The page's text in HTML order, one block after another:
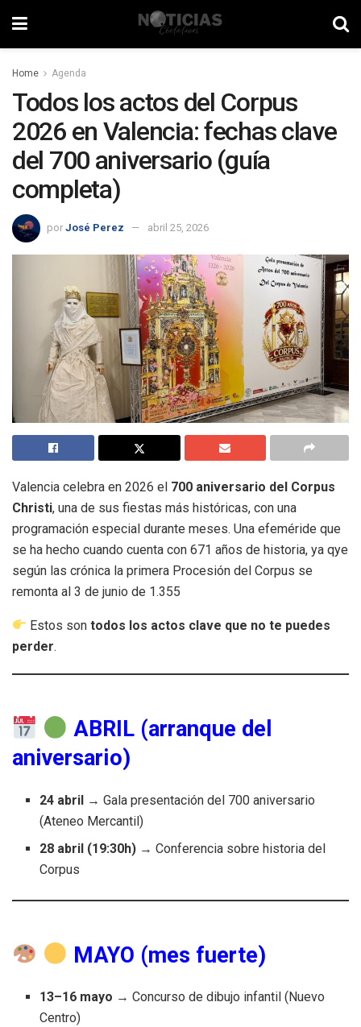
Home Agenda
Todos los actos del Corpus
2026 en Valencia: fechas clave
del 700 aniversario (guía
completa)
por José Perez abril 25, 2026
Valencia celebra en 2026 el 700 aniversario del Corpus
Christi, una de sus fiestas más históricas, con una
programación especial durante meses. Una efeméride que
se ha hecho cuando cuenta con 671 años de historia, ya qye
según las crónica la primera Procesión del Corpus se
remonta al 3 de junio de 1.355
Estos sontodos los actos clave que no te puedes
perder.
ABRIL (arranque del
aniversario)
24 abril → Gala presentación del 700 aniversario
(Ateneo Mercantil)
28 abril (19:30h) → Conferencia sobre historia del
Corpus
MAYO (mes fuerte)
13–16 mayo → Concurso de dibujo infantil (Nuevo
Centro)